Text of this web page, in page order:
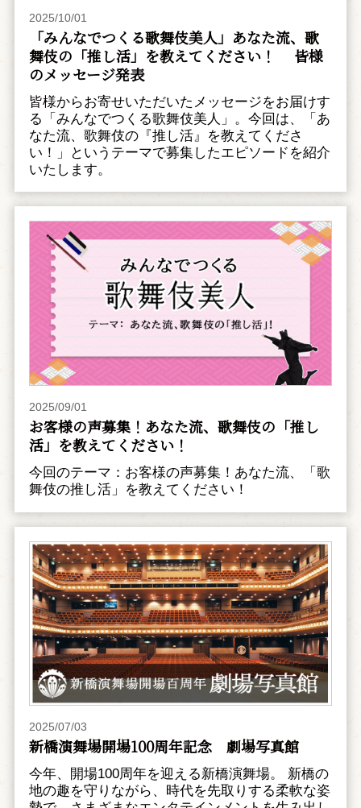
2025/10/01
「みんなでつくる歌舞伎美人」あなた流、歌
舞伎の「推し活」を教えてください！ 皆様
のメッセージ発表
皆様からお寄せいただいたメッセージをお届けす
る「みんなでつくる歌舞伎美人」。今回は、「あ
なた流、歌舞伎の『推し活』を教えてくださ
い！」というテーマで募集したエピソードを紹介
いたします。
2025/09/01
お客様の声募集！あなた流、歌舞伎の「推し
活」を教えてください！
今回のテーマ：お客様の声募集！あなた流、「歌
舞伎の推し活」を教えてください！
2025/07/03
新橋演舞場開場100周年記念 劇場写真館
今年、開場100周年を迎える新橋演舞場。 新橋の
地の趣を守りながら、時代を先取りする柔軟な姿